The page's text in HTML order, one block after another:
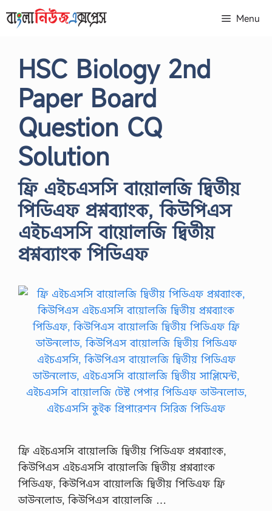
to
Menu
HSC Biology 2nd
Paper Board
Question CQ
Solution
ফ্রি এইচএসসি বায়োলজি দ্বিতীয়
পিডিএফ প্রশ্নব্যাংক, কিউপিএস
এইচএসসি বায়োলজি দ্বিতীয়
প্রশ্নব্যাংক পিডিএফ
ফ্রি এইচএসসি বায়োলজি দ্বিতীয় পিডিএফ প্রশ্নব্যাংক,
কিউপিএস এইচএসসি বায়োলজি দ্বিতীয় প্রশ্নব্যাংক
পিডিএফ, কিউপিএস বায়োলজি দ্বিতীয় পিডিএফ ফ্রি
ডাউনলোড, কিউপিএস বায়োলজি …